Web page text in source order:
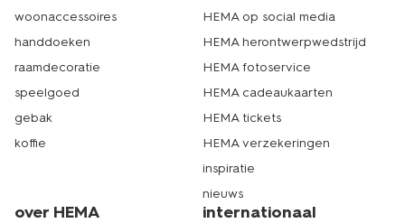
woonaccessoires
handdoeken
raamdecoratie
speelgoed
gebak
koffie
HEMA op social media
HEMA herontwerpwedstrijd
HEMA fotoservice
HEMA cadeaukaarten
HEMA tickets
HEMA verzekeringen
inspiratie
nieuws
over HEMA internationaal